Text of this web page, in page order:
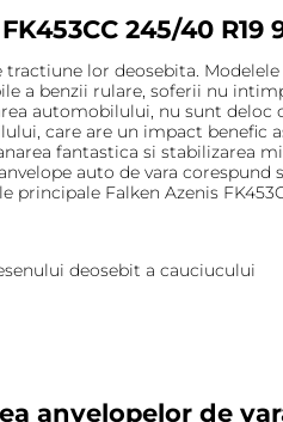
245/40 R19
lor deosebita.
benzii rulare, soferii nu
automobilului, nu sunt
care are un impact
fantastica si stabilizarea
auto de vara
Falken Azenis
deosebit a cauciucului
anvelopelor de